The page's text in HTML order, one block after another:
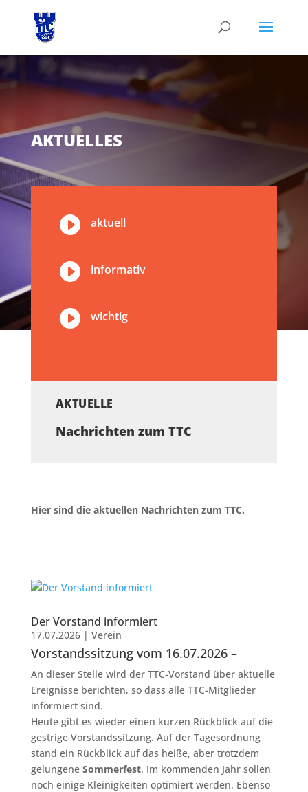
AKTUELLES
 aktuell
 informativ
 wichtig
AKTUELLE
Nachrichten zum TTC
Hier sind die aktuellen Nachrichten zum TTC.
Der Vorstand informiert
17.07.2026| Verein
Vorstandssitzung vom 16.07.2026 –
An dieser Stelle wird der TTC-Vorstand über aktuelle
Ereignisse berichten, so dass alle TTC-Mitglieder
informiert sind.
Heute gibt es wieder einen kurzen Rückblick auf die
gestrige Vorstandssitzung. Auf der Tagesordnung
stand ein Rückblick auf das heiße, aber trotzdem
gelungene Sommerfest. Im kommenden Jahr sollen
noch einige Kleinigkeiten optimiert werden. Ebenso